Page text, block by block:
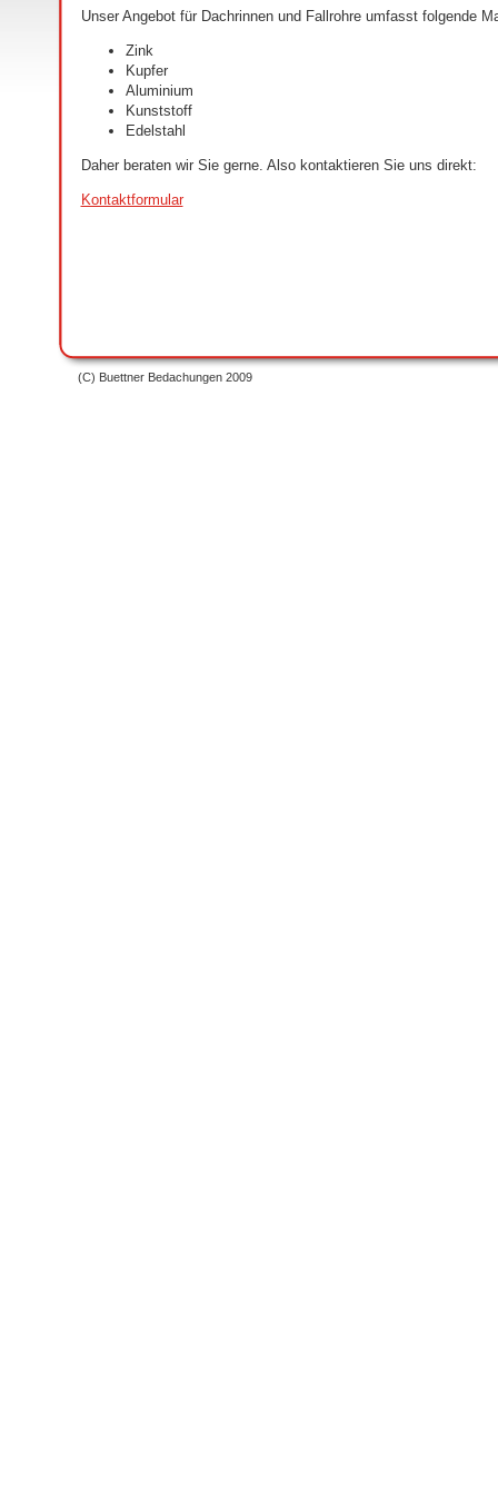
Unser Angebot für Dachrinnen und Fallrohre umfasst folgende
Zink
Kupfer
Aluminium
Kunststoff
Edelstahl
Daher beraten wir Sie gerne. Also kontaktieren Sie uns direkt:
Kontaktformular
(C) Buettner Bedachungen 2009